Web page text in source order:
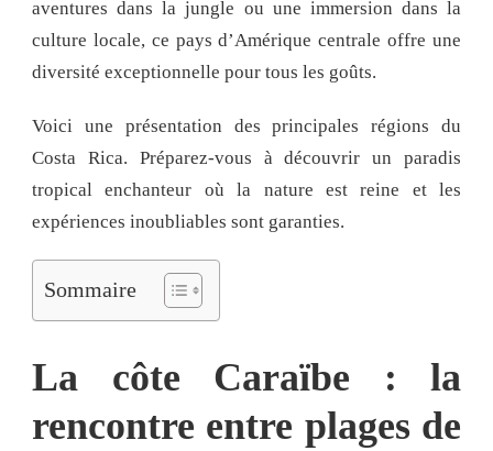
aventures dans la jungle ou une immersion dans la
culture locale, ce pays d’Amérique centrale offre une
diversité exceptionnelle pour tous les goûts.
Voici une présentation des principales régions du
Costa Rica. Préparez-vous à découvrir un paradis
tropical enchanteur où la nature est reine et les
expériences inoubliables sont garanties.
Sommaire
La côte Caraïbe : la
rencontre entre plages de